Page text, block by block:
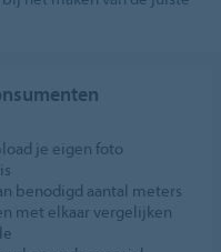
je eigen foto
benodigd aantal meters
met elkaar vergelijken